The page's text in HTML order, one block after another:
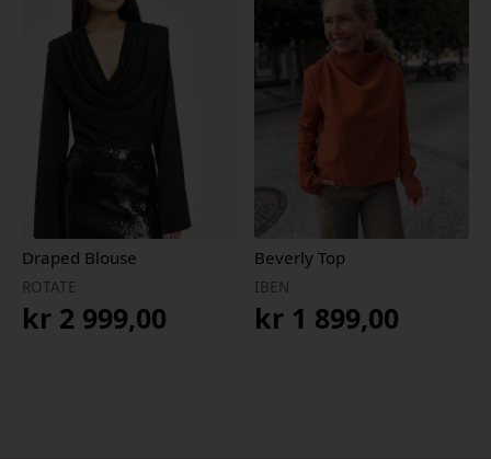
kr 599,00.
kr 359,40.
Draped Blouse
ROTATE
kr 2 999,00
Beverly Top
IBEN
kr1 899,00